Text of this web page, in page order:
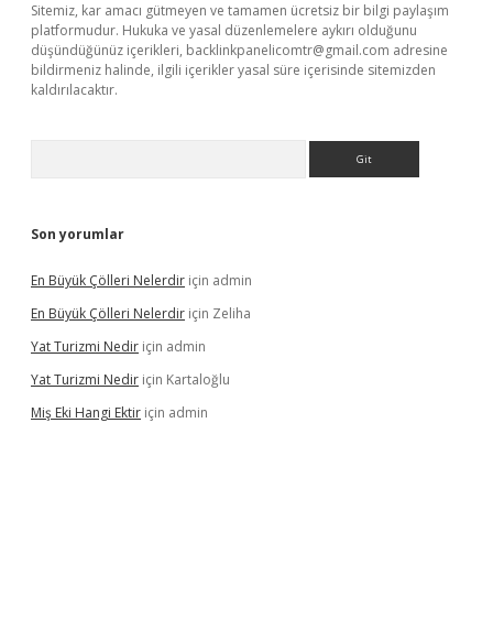
Sitemiz, kar amacı gütmeyen ve tamamen ücretsiz bir bilgi paylaşım
platformudur. Hukuka ve yasal düzenlemelere aykırı olduğunu
düşündüğünüz içerikleri, backlinkpanelicomtr@gmail.com adresine
bildirmeniz halinde, ilgili içerikler yasal süre içerisinde sitemizden
kaldırılacaktır.
Son yorumlar
En Büyük Çölleri Nelerdir için admin
En Büyük Çölleri Nelerdir için Zeliha
Yat Turizmi Nedir için admin
Yat Turizmi Nedir için Kartaloğlu
Miş Eki Hangi Ektir için admin